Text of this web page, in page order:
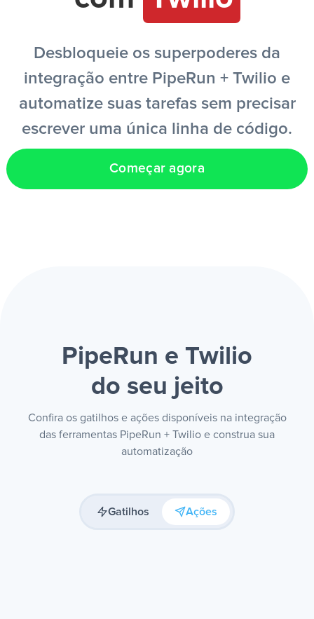
Desbloqueie os superpoderes da
integração entre PipeRun + Twilio e
automatize suas tarefas sem precisar
escrever uma única linha de código.
Começar agora
PipeRun e Twilio
do seu jeito
Confira os gatilhos e ações disponíveis na integração
das ferramentas PipeRun + Twilio e construa sua
automatização
Gatilhos Ações